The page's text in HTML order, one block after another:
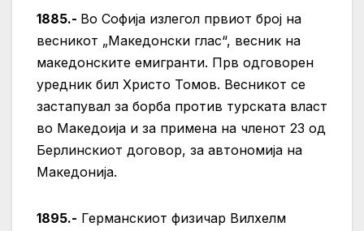
1885.- Во Софија излегол првиот број на
весникот „Македонски глас“, весник на
македонските емигранти. Прв одговорен
уредник бил Христо Томов. Весникот се
застапувал за борба против турската власт
во Македоија и за примена на членот 23 од
Берлинскиот договор, за автономија на
Македонија.
1895.- Германскиот физичар Вилхелм